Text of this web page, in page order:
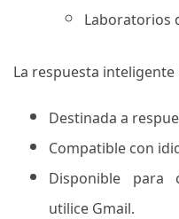
Laboratorios
La respuesta inteligente
Destinada a
Compatible con
Disponible para
utilice Gmail.